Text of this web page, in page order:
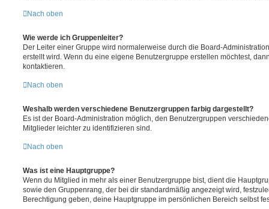
Nach oben
Wie werde ich Gruppenleiter?
Der Leiter einer Gruppe wird normalerweise durch die Board-
erstellt wird. Wenn du eine eigene Benutzergruppe erstellen möchtest,
kontaktieren.
Nach oben
Weshalb werden verschiedene Benutzergruppen farbig dargestellt?
Es ist der Board-Administration möglich, den Benutzergruppen
Mitglieder leichter zu identifizieren sind.
Nach oben
Was ist eine Hauptgruppe?
Wenn du Mitglied in mehr als einer Benutzergruppe bist, dient die
sowie den Gruppenrang, der bei dir standardmäßig angezeigt wird,
Berechtigung geben, deine Hauptgruppe im persönlichen Bereich selbst